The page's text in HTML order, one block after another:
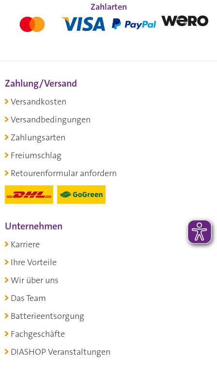
Zahlarten
Zahlung/Versand
Versandkosten
Versandbedingungen
Zahlungsarten
Freiumschlag
Retourenformular anfordern
Unternehmen
Karriere
Ihre Vorteile
Wir über uns
Das Team
Batterieentsorgung
Fachgeschäfte
DIASHOP Veranstaltungen